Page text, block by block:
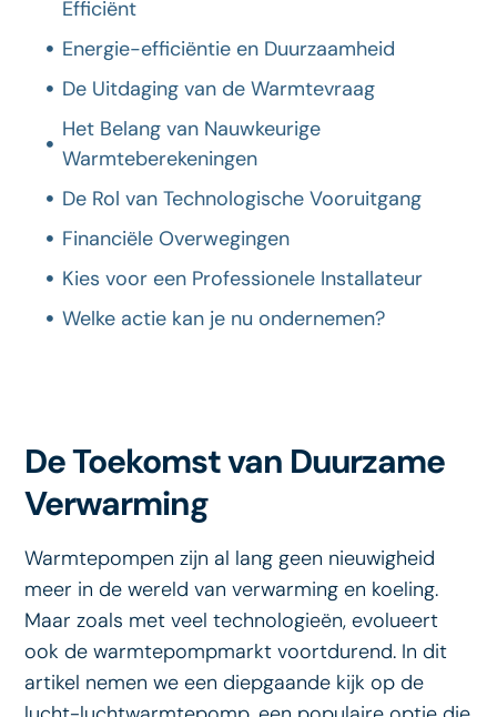
Efficiënt
Energie-efficiëntie en Duurzaamheid
De Uitdaging van de Warmtevraag
Het Belang van Nauwkeurige
Warmteberekeningen
De Rol van Technologische Vooruitgang
Financiële Overwegingen
Kies voor een Professionele Installateur
Welke actie kan je nu ondernemen?
De Toekomst van Duurzame
Verwarming
Warmtepompen zijn al lang geen nieuwigheid
meer in de wereld van verwarming en koeling.
Maar zoals met veel technologieën, evolueert
ook de warmtepompmarkt voortdurend. In dit
artikel nemen we een diepgaande kijk op de